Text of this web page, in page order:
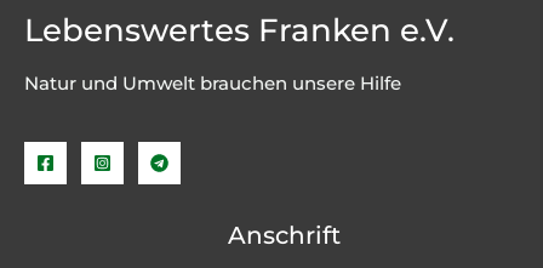
Lebenswertes Franken e.V.
Natur und Umwelt brauchen unsere Hilfe
Anschrift